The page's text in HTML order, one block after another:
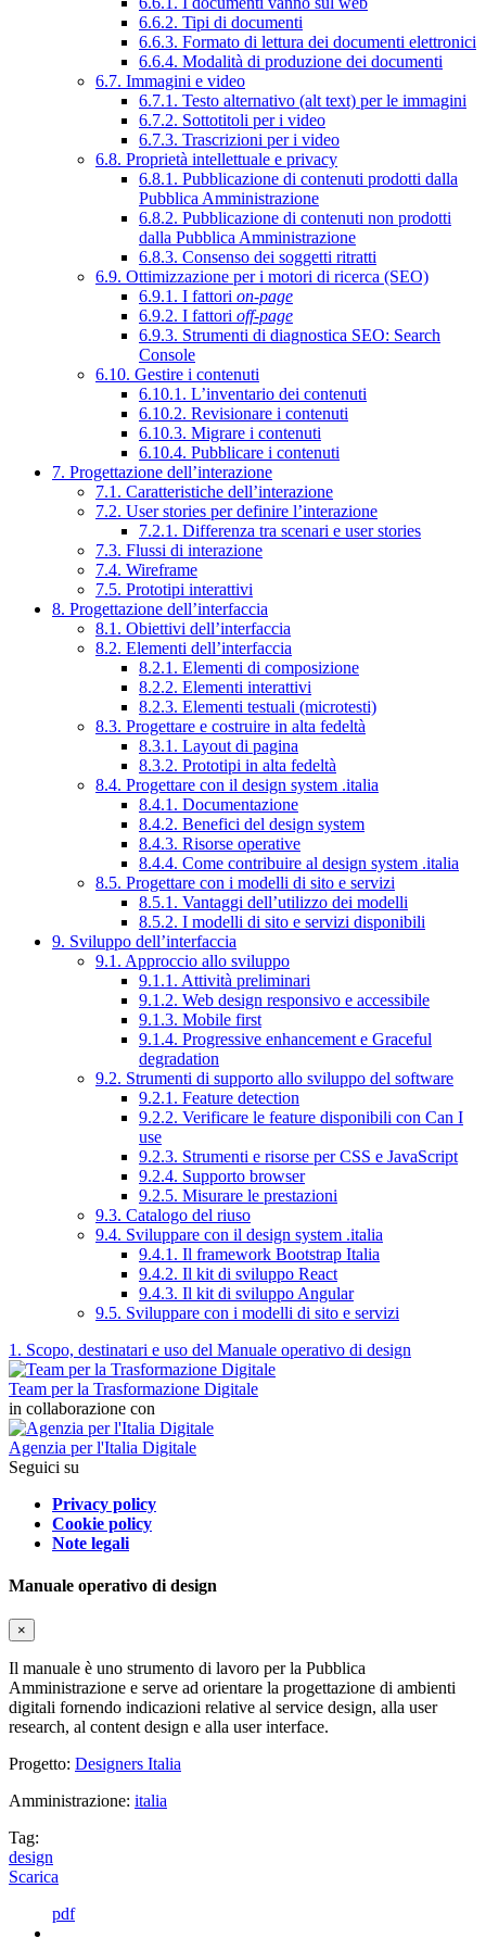
6.6.2. Tipi di documenti
6.6.3. Formato di lettura dei documenti elettronici
6.6.4. Modalità di produzione dei documenti
6.7. Immagini e video
6.7.1. Testo alternativo (alt text) per le immagini
6.7.2. Sottotitoli per i video
6.7.3. Trascrizioni per i video
6.8. Proprietà intellettuale e privacy
6.8.1. Pubblicazione di contenuti prodotti dalla
Pubblica Amministrazione
6.8.2. Pubblicazione di contenuti non prodotti
dalla Pubblica Amministrazione
6.8.3. Consenso dei soggetti ritratti
6.9. Ottimizzazione per i motori di ricerca (SEO)
6.9.1. I fattori on-page
6.9.2. I fattori off-page
6.9.3. Strumenti di diagnostica SEO: Search
Console
6.10. Gestire i contenuti
6.10.1. L’inventario dei contenuti
6.10.2. Revisionare i contenuti
6.10.3. Migrare i contenuti
6.10.4. Pubblicare i contenuti
7. Progettazione dell’interazione
7.1. Caratteristiche dell’interazione
7.2. User stories per definire l’interazione
7.2.1. Differenza tra scenari e user stories
7.3. Flussi di interazione
7.4. Wireframe
7.5. Prototipi interattivi
8. Progettazione dell’interfaccia
8.1. Obiettivi dell’interfaccia
8.2. Elementi dell’interfaccia
8.2.1. Elementi di composizione
8.2.2. Elementi interattivi
8.2.3. Elementi testuali (microtesti)
8.3. Progettare e costruire in alta fedeltà
8.3.1. Layout di pagina
8.3.2. Prototipi in alta fedeltà
8.4. Progettare con il design system .italia
8.4.1. Documentazione
8.4.2. Benefici del design system
8.4.3. Risorse operative
8.4.4. Come contribuire al design system .italia
8.5. Progettare con i modelli di sito e servizi
8.5.1. Vantaggi dell’utilizzo dei modelli
8.5.2. I modelli di sito e servizi disponibili
9. Sviluppo dell’interfaccia
9.1. Approccio allo sviluppo
9.1.1. Attività preliminari
9.1.2. Web design responsivo e accessibile
9.1.3. Mobile first
9.1.4. Progressive enhancement e Graceful
degradation
9.2. Strumenti di supporto allo sviluppo del software
9.2.1. Feature detection
9.2.2. Verificare le feature disponibili con Can I
use
9.2.3. Strumenti e risorse per CSS e JavaScript
9.2.4. Supporto browser
9.2.5. Misurare le prestazioni
9.3. Catalogo del riuso
9.4. Sviluppare con il design system .italia
9.4.1. Il framework Bootstrap Italia
9.4.2. Il kit di sviluppo React
9.4.3. Il kit di sviluppo Angular
9.5. Sviluppare con i modelli di sito e servizi
1. Scopo, destinatari e uso del Manuale operativo di design
Team per la Trasformazione Digitale
in collaborazione con
Agenzia per l'Italia Digitale
Seguici su
Privacy policy
Cookie policy
Note legali
Manuale operativo di design
×
Il manuale è uno strumento di lavoro per la Pubblica
Amministrazione e serve ad orientare la progettazione di ambienti
digitali fornendo indicazioni relative al service design, alla user
research, al content design e alla user interface.
Progetto: Designers Italia
Amministrazione: italia
Tag:
design
Scarica
pdf